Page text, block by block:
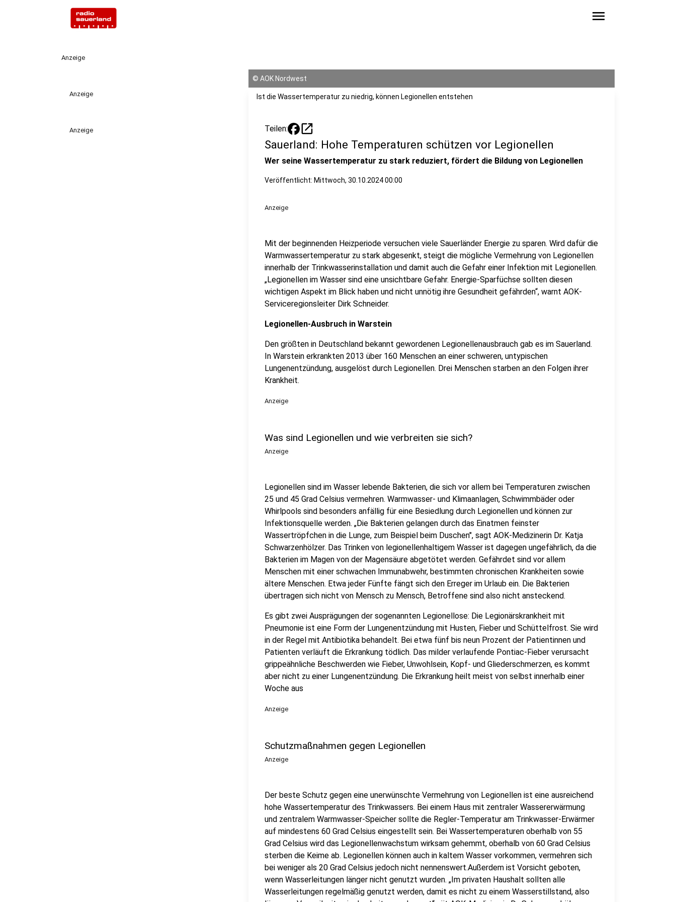
menu
Anzeige
Anzeige
Anzeige
© AOK Nordwest
Ist die Wassertemperatur zu niedrig, können Legionellen entstehen
Teilen: open_in_new
Sauerland: Hohe Temperaturen schützen vor Legionellen
Wer seine Wassertemperatur zu stark reduziert, fördert die Bildung von Legionellen
Veröffentlicht: Mittwoch, 30.10.2024 00:00
Anzeige
Mit der beginnenden Heizperiode versuchen viele Sauerländer Energie zu sparen. Wird dafür die
Warmwassertemperatur zu stark abgesenkt, steigt die mögliche Vermehrung von Legionellen
innerhalb der Trinkwasserinstallation und damit auch die Gefahr einer Infektion mit Legionellen.
„Legionellen im Wasser sind eine unsichtbare Gefahr. Energie-Sparfüchse sollten diesen
wichtigen Aspekt im Blick haben und nicht unnötig ihre Gesundheit gefährden“, warnt AOK-
Serviceregionsleiter Dirk Schneider.
Legionellen-Ausbruch in Warstein
Den größten in Deutschland bekannt gewordenen Legionellenausbrauch gab es im Sauerland.
In Warstein erkrankten 2013 über 160 Menschen an einer schweren, untypischen
Lungenentzündung, ausgelöst durch Legionellen. Drei Menschen starben an den Folgen ihrer
Krankheit.
Anzeige
Was sind Legionellen und wie verbreiten sie sich?
Anzeige
Legionellen sind im Wasser lebende Bakterien, die sich vor allem bei Temperaturen zwischen
25 und 45 Grad Celsius vermehren. Warmwasser- und Klimaanlagen, Schwimmbäder oder
Whirlpools sind besonders anfällig für eine Besiedlung durch Legionellen und können zur
Infektionsquelle werden. „Die Bakterien gelangen durch das Einatmen feinster
Wassertröpfchen in die Lunge, zum Beispiel beim Duschen", sagt AOK-Medizinerin Dr. Katja
Schwarzenhölzer. Das Trinken von legionellenhaltigem Wasser ist dagegen ungefährlich, da die
Bakterien im Magen von der Magensäure abgetötet werden. Gefährdet sind vor allem
Menschen mit einer schwachen Immunabwehr, bestimmten chronischen Krankheiten sowie
ältere Menschen. Etwa jeder Fünfte fängt sich den Erreger im Urlaub ein. Die Bakterien
übertragen sich nicht von Mensch zu Mensch, Betroffene sind also nicht ansteckend.
Es gibt zwei Ausprägungen der sogenannten Legionellose: Die Legionärskrankheit mit
Pneumonie ist eine Form der Lungenentzündung mit Husten, Fieber und Schüttelfrost. Sie wird
in der Regel mit Antibiotika behandelt. Bei etwa fünf bis neun Prozent der Patientinnen und
Patienten verläuft die Erkrankung tödlich. Das milder verlaufende Pontiac-Fieber verursacht
grippeähnliche Beschwerden wie Fieber, Unwohlsein, Kopf- und Gliederschmerzen, es kommt
aber nicht zu einer Lungenentzündung. Die Erkrankung heilt meist von selbst innerhalb einer
Woche aus
Anzeige
Schutzmaßnahmen gegen Legionellen
Anzeige
Der beste Schutz gegen eine unerwünschte Vermehrung von Legionellen ist eine ausreichend
hohe Wassertemperatur des Trinkwassers. Bei einem Haus mit zentraler Wassererwärmung
und zentralem Warmwasser-Speicher sollte die Regler-Temperatur am Trinkwasser-Erwärmer
auf mindestens 60 Grad Celsius eingestellt sein. Bei Wassertemperaturen oberhalb von 55
Grad Celsius wird das Legionellenwachstum wirksam gehemmt, oberhalb von 60 Grad Celsius
sterben die Keime ab. Legionellen können auch in kaltem Wasser vorkommen, vermehren sich
bei weniger als 20 Grad Celsius jedoch nicht nennenswert.Außerdem ist Vorsicht geboten,
wenn Wasserleitungen länger nicht genutzt wurden. „Im privaten Haushalt sollten alle
Wasserleitungen regelmäßig genutzt werden, damit es nicht zu einem Wasserstillstand, also